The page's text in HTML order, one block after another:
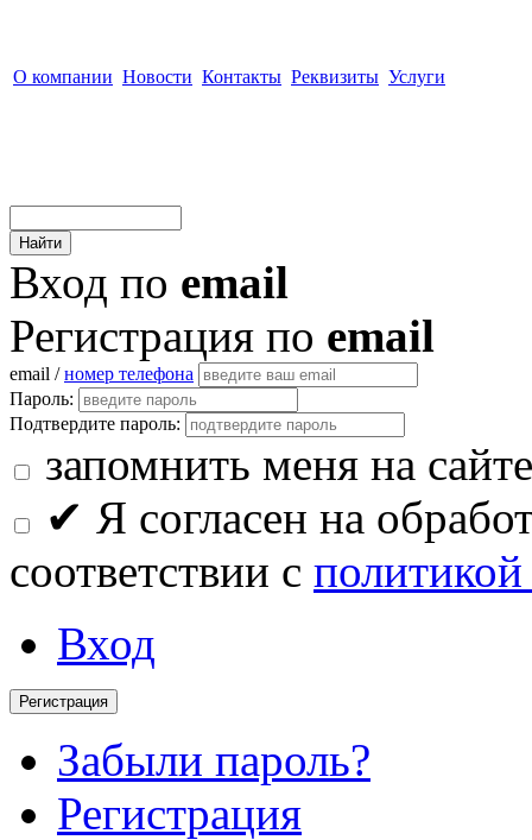
О компании Новости Контакты Реквизиты Услуги
Вход по email
Регистрация по email
email /номер телефона
Пароль:
Подтвердите пароль:
запомнить меня на сайте
✔ Я согласен на
соответствии с
Вход
Регистрация
Забыли пароль?
Регистрация